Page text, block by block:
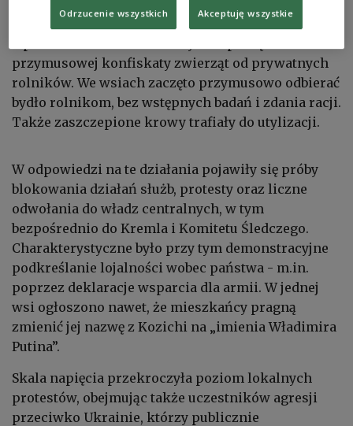
nowosybirskiego ogłosiły wykrycie przypadków
pasterelozy wśród bydła, co stało się podstawą do
przymusowej konfiskaty zwierząt od prywatnych
rolników. We wsiach zaczęto przymusowo odbierać
bydło rolnikom, bez wstępnych badań i zdania racji.
Także zaszczepione krowy trafiały do utylizacji.
W odpowiedzi na te działania pojawiły się próby
blokowania działań służb, protesty oraz liczne
odwołania do władz centralnych, w tym
bezpośrednio do Kremla i Komitetu Śledczego.
Charakterystyczne było przy tym demonstracyjne
podkreślanie lojalności wobec państwa - m.in.
poprzez deklaracje wsparcia dla armii. W jednej
wsi ogłoszono nawet, że mieszkańcy pragną
zmienić jej nazwę z Kozichi na „imienia Władimira
Putina”.
Skala napięcia przekroczyła poziom lokalnych
protestów, obejmując także uczestników agresji
przeciwko Ukrainie, którzy publicznie
Odrzucenie wszystkich Akceptuję wszystkie